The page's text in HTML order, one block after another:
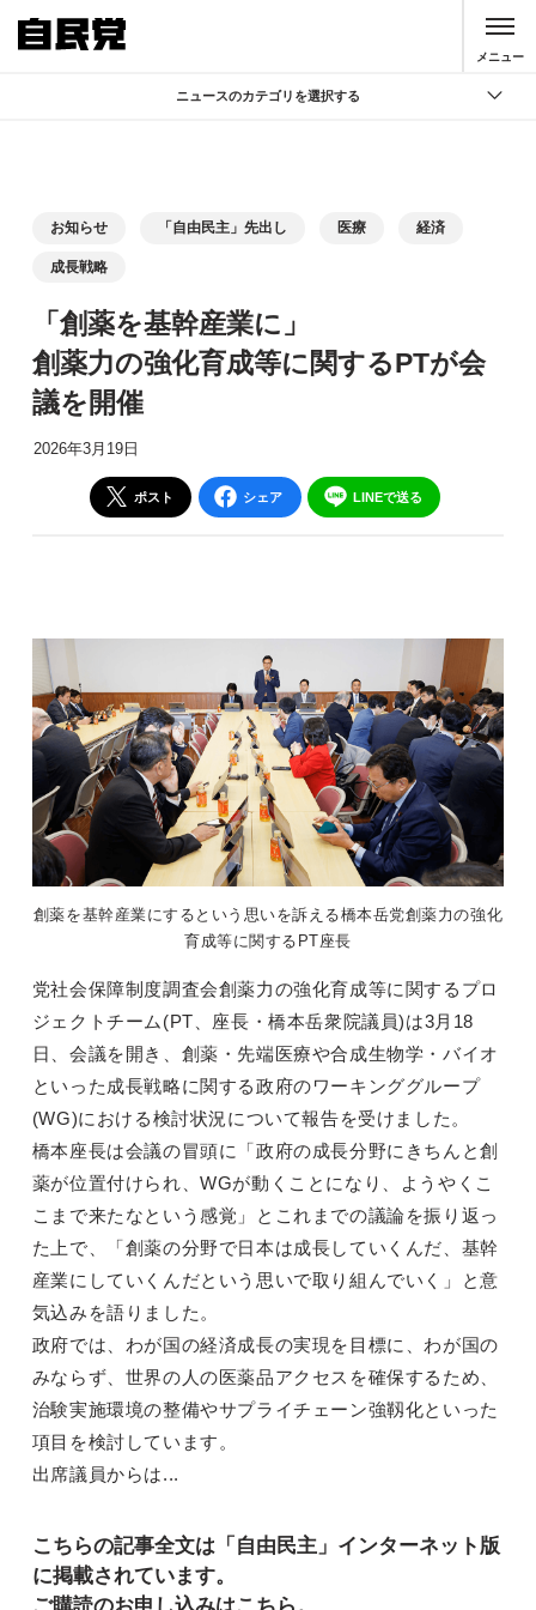
メニュー
ニュースのカテゴリを選択する
記者会見
活動局
お知らせ 「自由民主」先出し 医療 経済
成長戦略
「創薬を基幹産業に」
創薬力の強化育成等に関するPTが会
議を開催
2026年3月19日
ポスト シェア LINEで送る
創薬を基幹産業にするという思いを訴える橋本岳党創薬力の強化
育成等に関するPT座長
党社会保障制度調査会創薬力の強化育成等に関するプロ
ジェクトチーム(PT、座長・橋本岳衆院議員)は3月18
日、会議を開き、創薬・先端医療や合成生物学・バイオ
といった成長戦略に関する政府のワーキンググループ
(WG)における検討状況について報告を受けました。
橋本座長は会議の冒頭に「政府の成長分野にきちんと創
薬が位置付けられ、WGが動くことになり、ようやくこ
こまで来たなという感覚」とこれまでの議論を振り返っ
た上で、「創薬の分野で日本は成長していくんだ、基幹
産業にしていくんだという思いで取り組んでいく」と意
気込みを語りました。
政府では、わが国の経済成長の実現を目標に、わが国の
みならず、世界の人の医薬品アクセスを確保するため、
治験実施環境の整備やサプライチェーン強靱化といった
項目を検討しています。
出席議員からは...
こちらの記事全文は「自由民主」インターネット版
に掲載されています。
ご購読のお申し込みはこちら。